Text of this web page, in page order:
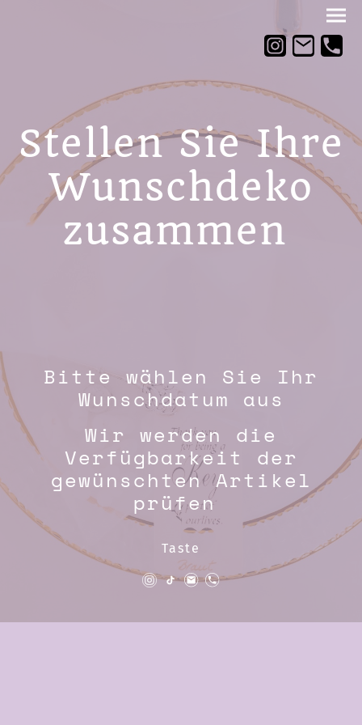
Stellen Sie Ihre
Wunschdeko
zusammen
Bitte wählen Sie Ihr
Wunschdatum aus
Wir werden die
Verfügbarkeit der
gewünschten Artikel
prüfen
Taste